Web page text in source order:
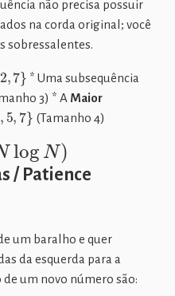
não precisa possuir
na corda original; você
sobressalentes.
* Uma subsequência
3) * A Maior
7} (Tamanho 4)
log )
/ Patience
um baralho e quer
da esquerda para a
um novo número são: